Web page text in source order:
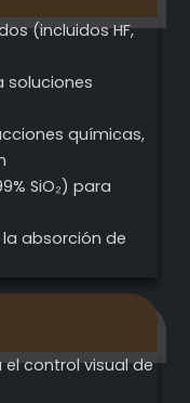
(incluidos HF,
soluciones
químicas,
SiO₂) para
absorción de
control visual de